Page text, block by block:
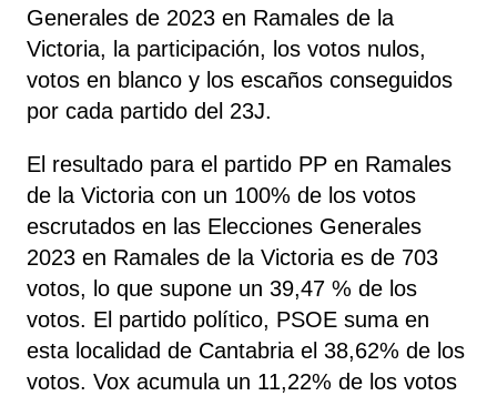
Generales de 2023 en Ramales de la
Victoria, la participación, los votos nulos,
votos en blanco y los escaños conseguidos
por cada partido del 23J.
El resultado para el partido PP en Ramales
de la Victoria con un 100% de los votos
escrutados en las Elecciones Generales
2023 en Ramales de la Victoria es de 703
votos, lo que supone un 39,47 % de los
votos. El partido político, PSOE suma en
esta localidad de Cantabria el 38,62% de los
votos. Vox acumula un 11,22% de los votos